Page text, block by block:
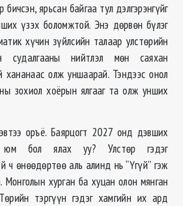
бичсэн, ярьсан байгаа тул дэлгэрэнгүйг
үзэх боломжтой. Энэ дөрвөн бүлэг
хүчин зүйлсийн талаар улстөрийн
судалгааны нийтлэл мөн саяхан
хананаас олж уншаарай. Тэндээс онол
зохиол хоёрын ялгааг та олж унших
оръё. Баярцогт 2027 онд дэвших
бол ялах уу? Улстөр гэдэг
ч өнөөдөртөө аль алинд нь “Үгүй” гэж
Монголын хурган ба хуцан олон мянган
тэргүүн гэдэг хамгийн их ард